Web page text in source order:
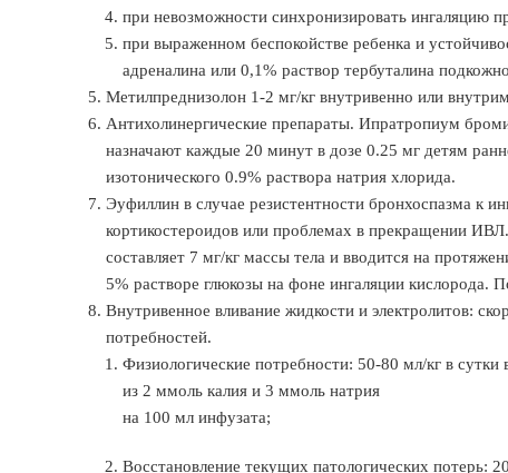
при невозможности синхронизировать ингаляцию
при выраженном беспокойстве ребенка и
адреналина или 0,1% раствор тербуталина
Метилпреднизолон 1-2 мг/кг внутривенно или
Антихолинергические препараты. Ипратропиум
назначают каждые 20 минут в дозе 0.25 мг детям
изотонического 0.9% раствора натрия хлорида.
Эуфиллин в случае резистентности бронхоспазма к
кортикостероидов или проблемах в прекращении
составляет 7 мг/кг массы тела и вводится на
5% растворе глюкозы на фоне ингаляции кислорода.
Внутривенное вливание жидкости и электролитов:
потребностей.
Физиологические потребности: 50-80 мл/кг в сутки
из 2 ммоль калия и 3 ммоль натрия
на 100 мл инфузата;
Восстановление текущих патологических потерь: